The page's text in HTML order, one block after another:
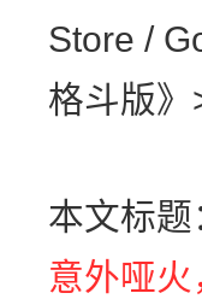
Store /
格斗版》
本文标题
意外哑